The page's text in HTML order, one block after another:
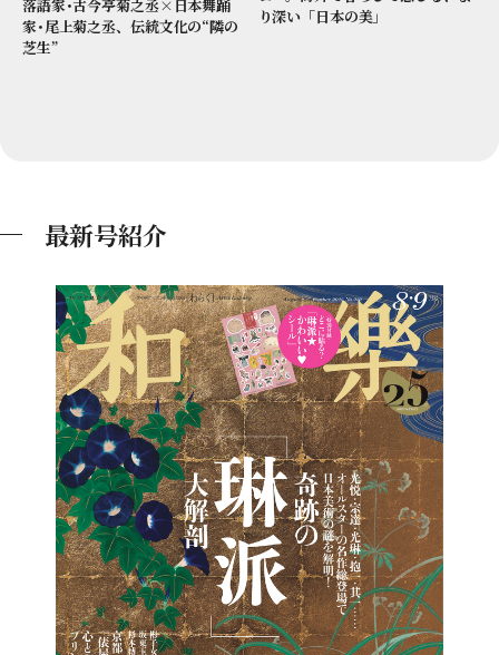
落語家･古今亭菊之丞×日本舞踊
家･尾上菊之丞、伝統文化の“隣の
芝生”
り深い「日本の美」
最新号紹介